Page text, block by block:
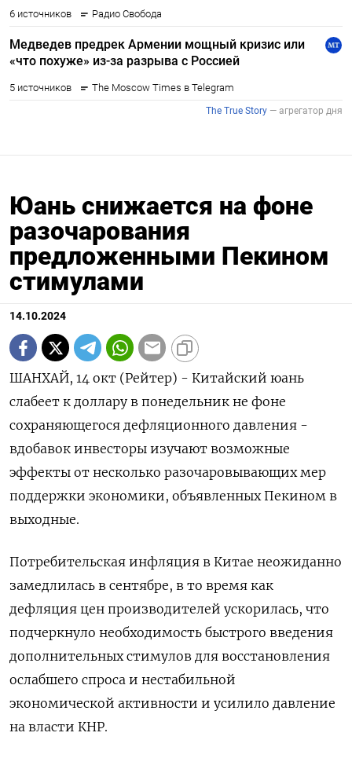
Юань снижается на фоне
разочарования
предложенными Пекином
стимулами
14.10.2024
ШАНХАЙ, 14 окт (Рейтер) - Китайский юань
слабеет к доллару в понедельник не фоне
сохраняющегося дефляционного давления -
вдобавок инвесторы изучают возможные
эффекты от несколько разочаровывающих мер
поддержки экономики, объявленных Пекином в
выходные.
Потребительская инфляция в Китае неожиданно
замедлилась в сентябре, в то время как
дефляция цен производителей ускорилась, что
подчеркнуло необходимость быстрого введения
дополнительных стимулов для восстановления
ослабшего спроса и нестабильной
экономической активности и усилило давление
на власти КНР.